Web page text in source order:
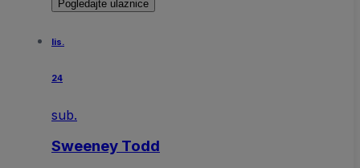
Pogledajte ulaznice
lis.
24
sub.
Sweeney Todd